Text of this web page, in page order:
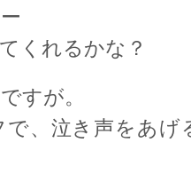
くれるかな？
すが。
、泣き声をあげ